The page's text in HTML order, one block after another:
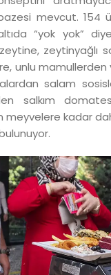
mevcut. 154
“yok yok”
zeytinyağlı
unlu mamullerden
salam
salkım
meyvelere kadar